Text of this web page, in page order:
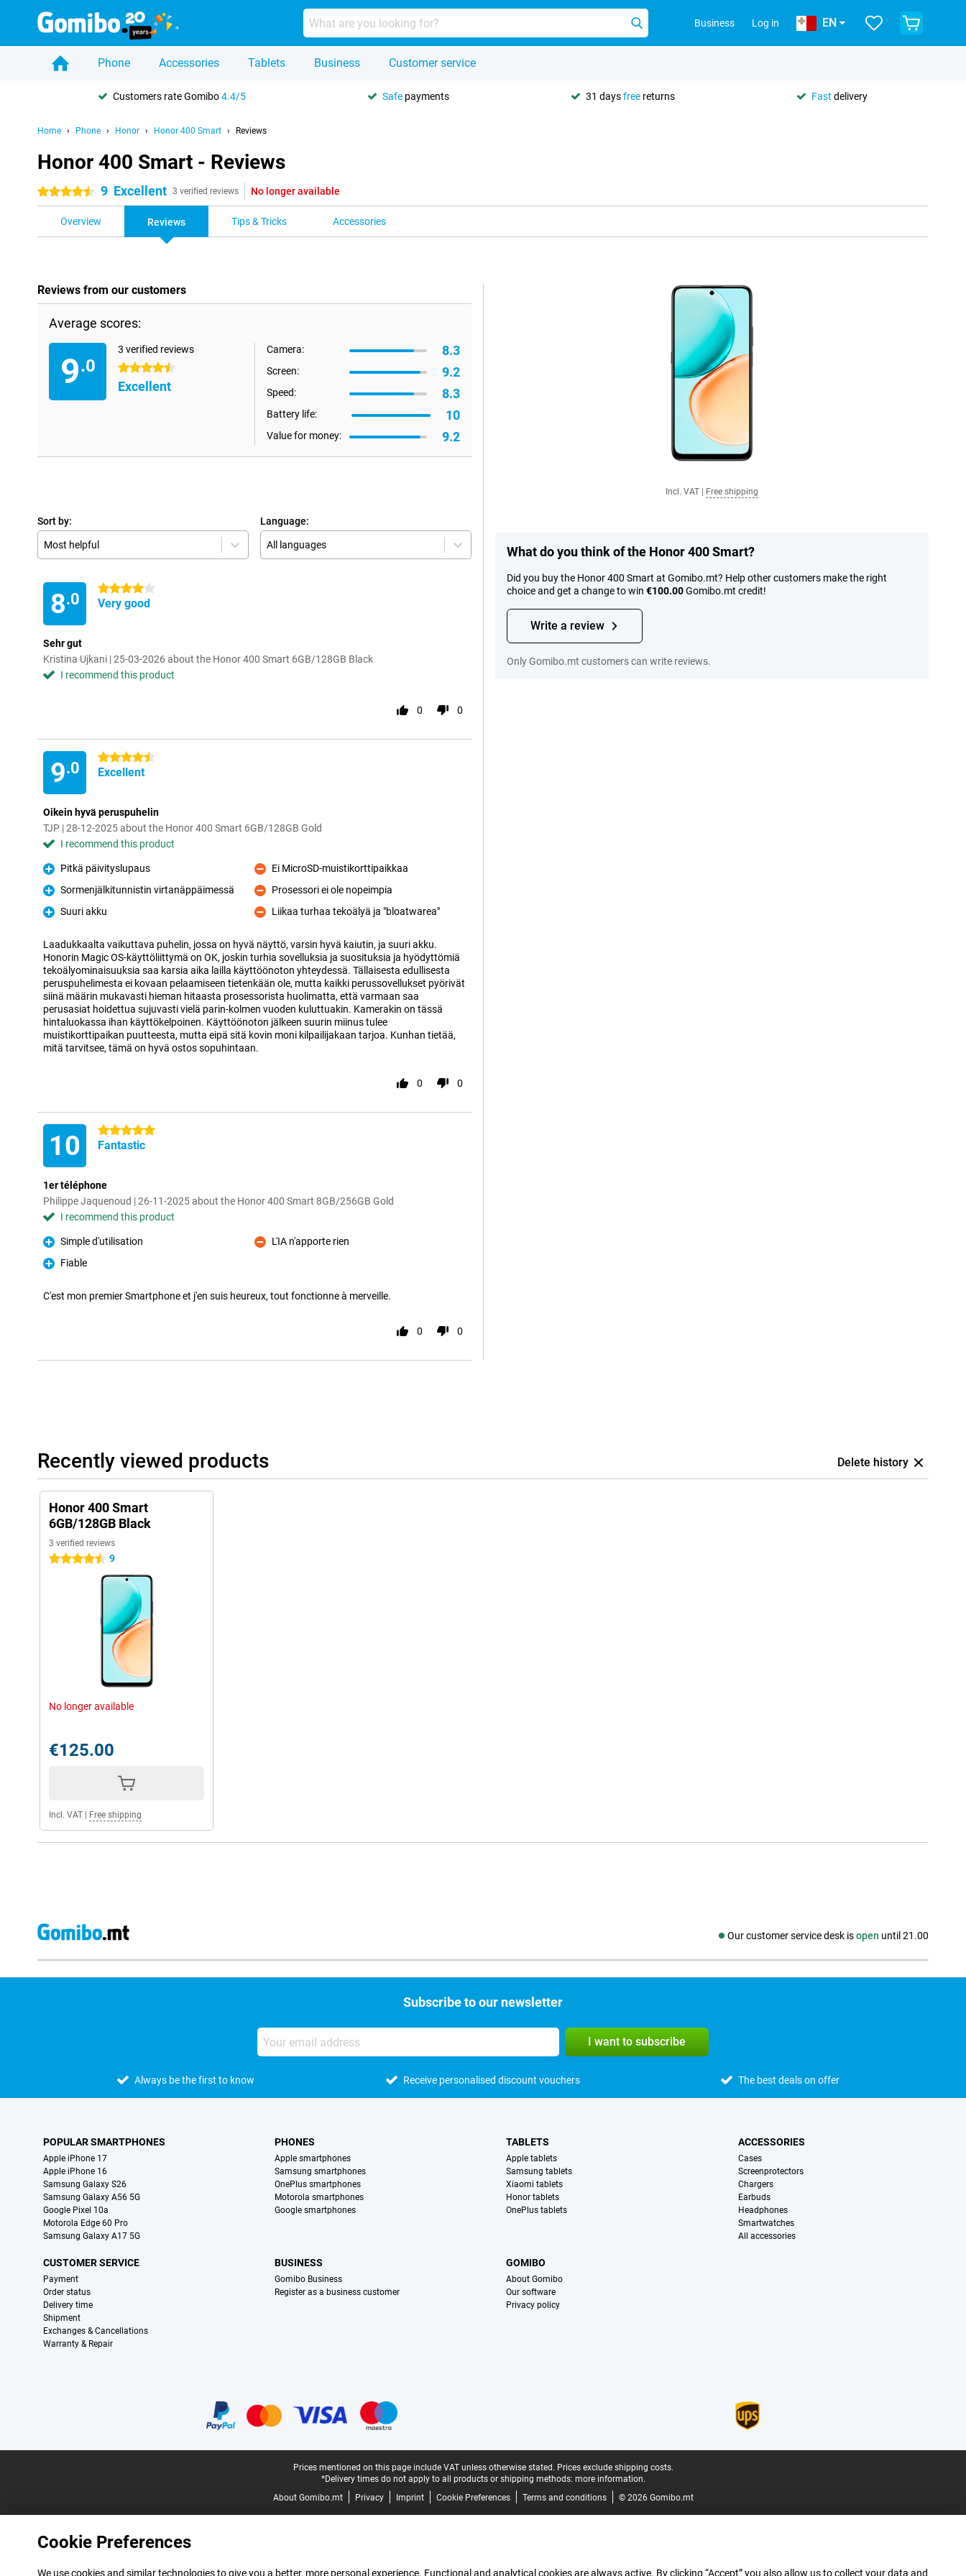
Business Log in EN
Phone Accessories Tablets Business Customer service
Customers rate Gomibo4.4/5 Safe payments 31 daysfree returns Fast delivery
Home Phone Honor Honor 400 Smart Reviews
Honor 400 Smart - Reviews
4.5 stars 9 Excellent 3 verified reviews No longer available
Overview Reviews Tips & Tricks Accessories
Reviews from our customers
Average scores:
9.0
3 verified reviews
4.5 stars
Excellent
Camera: 8.3
Screen: 9.2
Speed: 8.3
Battery life: 10
Value for money: 9.2
Sort by:
Most helpful
Language:
All languages
8.0
4 stars
Very good
Sehr gut
Kristina Ujkani | 25-03-2026 about the Honor 400 Smart 6GB/128GB Black
I recommend this product
0 0
9.0
4.5 stars
Excellent
Oikein hyvä peruspuhelin
TJP | 28-12-2025 about the Honor 400 Smart 6GB/128GB Gold
I recommend this product
Pro
Pitkä päivityslupaus
Pro
Sormenjälkitunnistin virtanäppäimessä
Pro
Suuri akku
Con
Ei MicroSD-muistikorttipaikkaa
Con
Prosessori ei ole nopeimpia
Con
Liikaa turhaa tekoälyä ja "bloatwarea"
Laadukkaalta vaikuttava puhelin, jossa on hyvä näyttö, varsin hyvä kaiutin, ja suuri akku.
Honorin Magic OS-käyttöliittymä on OK, joskin turhia sovelluksia ja suosituksia ja hyödyttömiä
tekoälyominaisuuksia saa karsia aika lailla käyttöönoton yhteydessä. Tällaisesta edullisesta
peruspuhelimesta ei kovaan pelaamiseen tietenkään ole, mutta kaikki perussovellukset pyörivät
siinä määrin mukavasti hieman hitaasta prosessorista huolimatta, että varmaan saa
perusasiat hoidettua sujuvasti vielä parin-kolmen vuoden kuluttuakin. Kamerakin on tässä
hintaluokassa ihan käyttökelpoinen. Käyttöönoton jälkeen suurin miinus tulee
muistikorttipaikan puutteesta, mutta eipä sitä kovin moni kilpailijakaan tarjoa. Kunhan tietää,
mitä tarvitsee, tämä on hyvä ostos sopuhintaan.
0 0
10 5 stars
Fantastic
1er téléphone
Philippe Jaquenoud | 26-11-2025 about the Honor 400 Smart 8GB/256GB Gold
I recommend this product
Pro
Simple d'utilisation
Pro
Fiable
Con
L'IA n'apporte rien
C'est mon premier Smartphone et j'en suis heureux, tout fonctionne à merveille.
0 0
Incl. VAT Free shipping
What do you think of the Honor 400 Smart?
Did you buy the Honor 400 Smart at Gomibo.mt? Help other customers make the right
choice and get a change to win €100.00Gomibo.mt credit!
Write a review
Only Gomibo.mt customers can write reviews.
Recently viewed products Delete history
Honor 400 Smart
6GB/128GB Black
3 verified reviews
4.5 stars 9
No longer available
€125.00
Incl. VAT Free shipping
Our customer service desk isopen until 21.00
Social media
Subscribe to our newsletter
I want to subscribe
Always be the first to know Receive personalised discount vouchers The best deals on offer
POPULAR SMARTPHONES
Apple iPhone 17
Apple iPhone 16
Samsung Galaxy S26
Samsung Galaxy A56 5G
Google Pixel 10a
Motorola Edge 60 Pro
Samsung Galaxy A17 5G
PHONES
Apple smartphones
Samsung smartphones
OnePlus smartphones
Motorola smartphones
Google smartphones
TABLETS
Apple tablets
Samsung tablets
Xiaomi tablets
Honor tablets
OnePlus tablets
ACCESSORIES
Cases
Screenprotectors
Chargers
Earbuds
Headphones
Smartwatches
All accessories
CUSTOMER SERVICE
Payment
Order status
Delivery time
Shipment
Exchanges & Cancellations
Warranty & Repair
BUSINESS
Gomibo Business
Register as a business customer
GOMIBO
About Gomibo
Our software
Privacy policy
Prices mentioned on this page include VAT unless otherwise stated. Prices exclude shipping costs.
*Delivery times do not apply to all products or shipping methods: more information.
About Gomibo.mt
Privacy Imprint Cookie Preferences Terms and conditions © 2026 Gomibo.mt
Cookie Preferences
We use cookies and similar technologies to give you a better, more personal experience. Functional and analytical cookies are always active. By clicking “Accept” you also allow us to collect your data and